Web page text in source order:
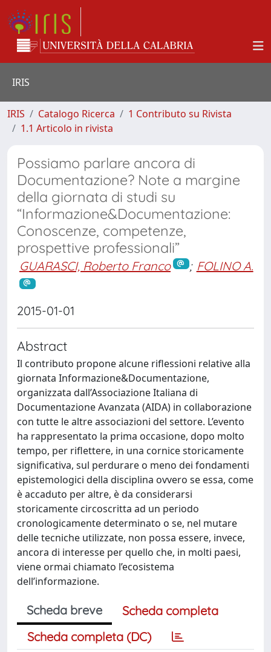
IRIS
IRIS Catalogo Ricerca
1 Contributo su Rivista
1.1 Articolo in rivista
Possiamo parlare ancora di
Documentazione? Note a margine
della giornata di studi su
“Informazione&Documentazione:
Conoscenze, competenze,
prospettive professionali”
GUARASCI, Roberto Franco ; FOLINO A.
2015-01-01
Abstract
Il contributo propone alcune riflessioni relative alla
giornata Informazione&Documentazione,
organizzata dall’Associazione Italiana di
Documentazione Avanzata (AIDA) in collaborazione
con tutte le altre associazioni del settore. L’evento
ha rappresentato la prima occasione, dopo molto
tempo, per riflettere, in una cornice storicamente
significativa, sul perdurare o meno dei fondamenti
epistemologici della disciplina ovvero se essa, come
è accaduto per altre, è da considerarsi
storicamente circoscritta ad un periodo
cronologicamente determinato o se, nel mutare
delle tecniche utilizzate, non possa essere, invece,
ancora di interesse per quello che, in molti paesi,
viene ormai chiamato l’ecosistema
dell’informazione.
Scheda breve
Scheda completa
Scheda completa (DC)